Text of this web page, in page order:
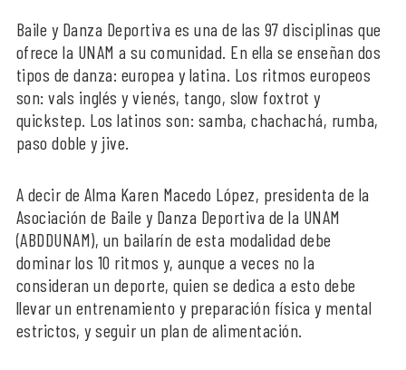
Baile y Danza Deportiva es una de las 97 disciplinas que
ofrece la UNAM a su comunidad. En ella se enseñan dos
tipos de danza: europea y latina. Los ritmos europeos
son: vals inglés y vienés, tango, slow foxtrot y
quickstep. Los latinos son: samba, chachachá, rumba,
paso doble y jive.
A decir de Alma Karen Macedo López, presidenta de la
Asociación de Baile y Danza Deportiva de la UNAM
(ABDDUNAM), un bailarín de esta modalidad debe
dominar los 10 ritmos y, aunque a veces no la
consideran un deporte, quien se dedica a esto debe
llevar un entrenamiento y preparación física y mental
estrictos, y seguir un plan de alimentación.